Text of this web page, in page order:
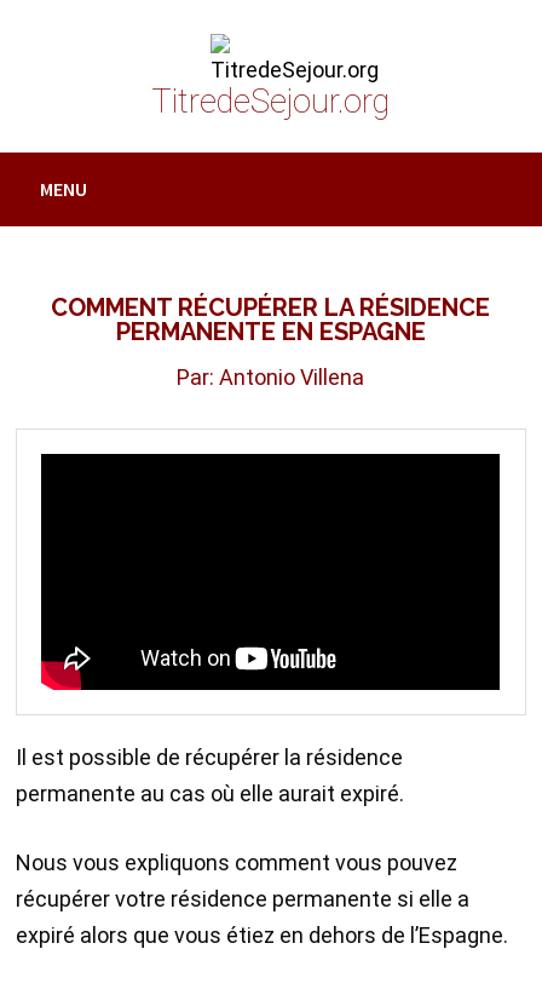
TitredeSejour.org
MENU
COMMENT RÉCUPÉRER LA RÉSIDENCE
PERMANENTE EN ESPAGNE
Par: Antonio Villena
Il est possible de récupérer la résidence
permanente au cas où elle aurait expiré.
Nous vous expliquons comment vous pouvez
récupérer votre résidence permanente si elle a
expiré alors que vous étiez en dehors de l’Espagne.